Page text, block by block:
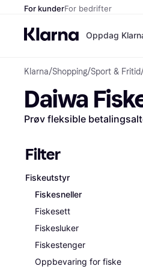
For kunderFor bedrifter
Oppdag
Klarna/Shopping/Sport & Fritid
Daiwa
Prøv fleksible
Filter
Fiskeutstyr
Fiskesneller
Fiskesett
Fiskesluker
Fiskestenger
Oppbevaring for fiske